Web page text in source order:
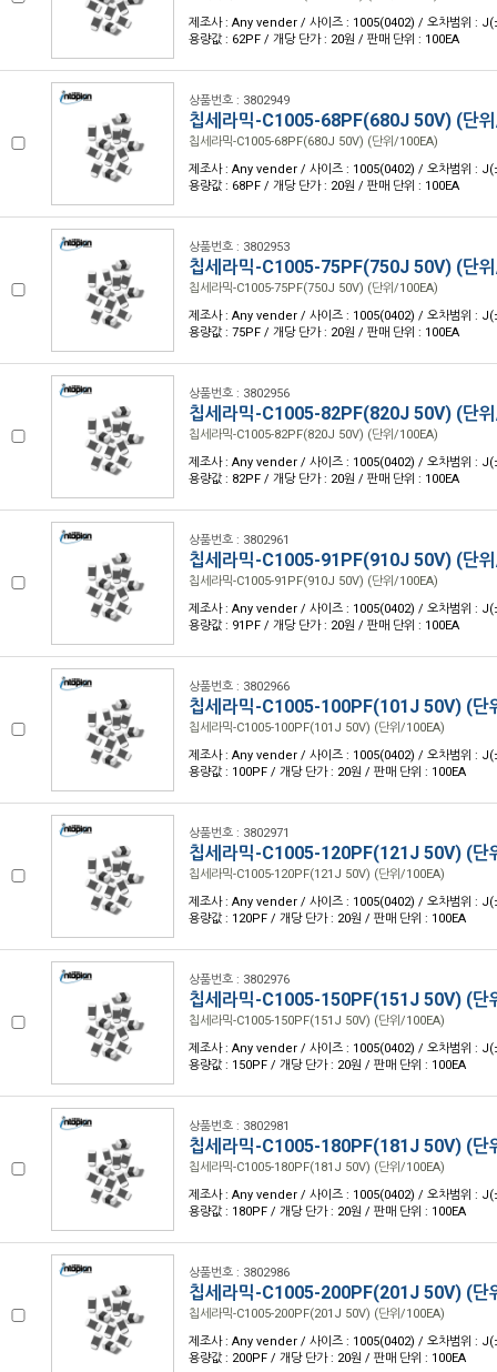
제조사 : Any vender / 사이즈 : 1005(0402) / 오차범위 :
용량값 : 62PF / 개당 단가 : 20원 / 판매 단위 : 100EA
상품번호 : 3802949
칩세라믹-C1005-68PF(680J 50V) (단
칩세라믹-C1005-68PF(680J 50V) (단위/100EA)
제조사 : Any vender / 사이즈 : 1005(0402) / 오차범위 :
용량값 : 68PF / 개당 단가 : 20원 / 판매 단위 : 100EA
상품번호 : 3802953
칩세라믹-C1005-75PF(750J 50V) (단
칩세라믹-C1005-75PF(750J 50V) (단위/100EA)
제조사 : Any vender / 사이즈 : 1005(0402) / 오차범위 :
용량값 : 75PF / 개당 단가 : 20원 / 판매 단위 : 100EA
상품번호 : 3802956
칩세라믹-C1005-82PF(820J 50V) (단
칩세라믹-C1005-82PF(820J 50V) (단위/100EA)
제조사 : Any vender / 사이즈 : 1005(0402) / 오차범위 :
용량값 : 82PF / 개당 단가 : 20원 / 판매 단위 : 100EA
상품번호 : 3802961
칩세라믹-C1005-91PF(910J 50V) (단
칩세라믹-C1005-91PF(910J 50V) (단위/100EA)
제조사 : Any vender / 사이즈 : 1005(0402) / 오차범위 :
용량값 : 91PF / 개당 단가 : 20원 / 판매 단위 : 100EA
상품번호 : 3802966
칩세라믹-C1005-100PF(101J 50V) (단
칩세라믹-C1005-100PF(101J 50V) (단위/100EA)
제조사 : Any vender / 사이즈 : 1005(0402) / 오차범위 :
용량값 : 100PF / 개당 단가 : 20원 / 판매 단위 : 100EA
상품번호 : 3802971
칩세라믹-C1005-120PF(121J 50V) (단
칩세라믹-C1005-120PF(121J 50V) (단위/100EA)
제조사 : Any vender / 사이즈 : 1005(0402) / 오차범위 :
용량값 : 120PF / 개당 단가 : 20원 / 판매 단위 : 100EA
상품번호 : 3802976
칩세라믹-C1005-150PF(151J 50V) (단
칩세라믹-C1005-150PF(151J 50V) (단위/100EA)
제조사 : Any vender / 사이즈 : 1005(0402) / 오차범위 :
용량값 : 150PF / 개당 단가 : 20원 / 판매 단위 : 100EA
상품번호 : 3802981
칩세라믹-C1005-180PF(181J 50V) (단
칩세라믹-C1005-180PF(181J 50V) (단위/100EA)
제조사 : Any vender / 사이즈 : 1005(0402) / 오차범위 :
용량값 : 180PF / 개당 단가 : 20원 / 판매 단위 : 100EA
상품번호 : 3802986
칩세라믹-C1005-200PF(201J 50V) (단
칩세라믹-C1005-200PF(201J 50V) (단위/100EA)
제조사 : Any vender / 사이즈 : 1005(0402) / 오차범위 :
용량값 : 200PF / 개당 단가 : 20원 / 판매 단위 : 100EA